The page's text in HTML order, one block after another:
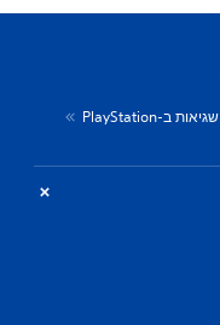
שגיאות ב-PlayStation